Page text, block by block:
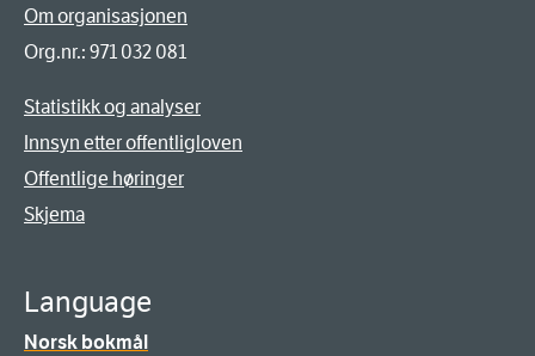
Om organisasjonen
Org.nr.: 971 032 081
Statistikk og analyser
Innsyn etter offentligloven
Offentlige høringer
Skjema
Language
Norsk bokmål